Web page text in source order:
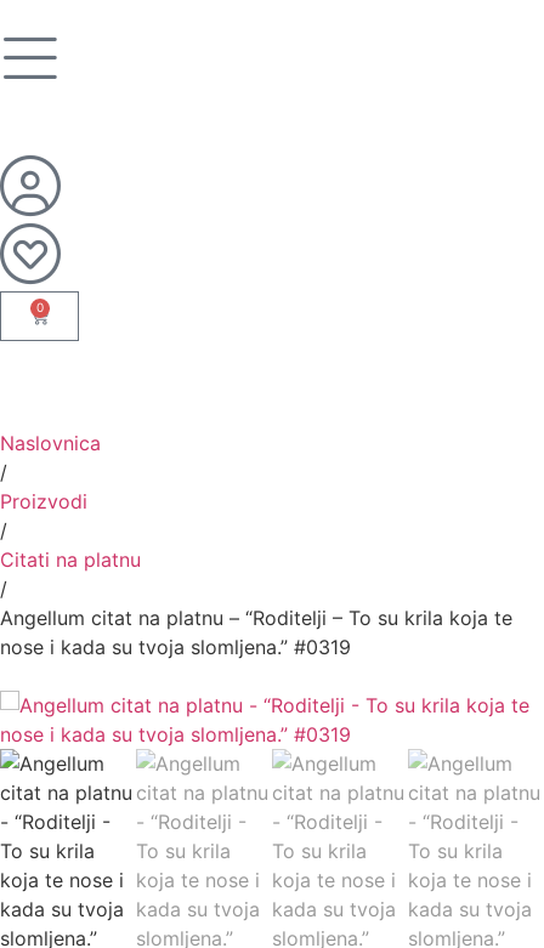
0
Naslovnica
/
Proizvodi
/
Citati na platnu
/
Angellum citat na platnu – “Roditelji – To su krila koja te
nose i kada su tvoja slomljena.” #0319